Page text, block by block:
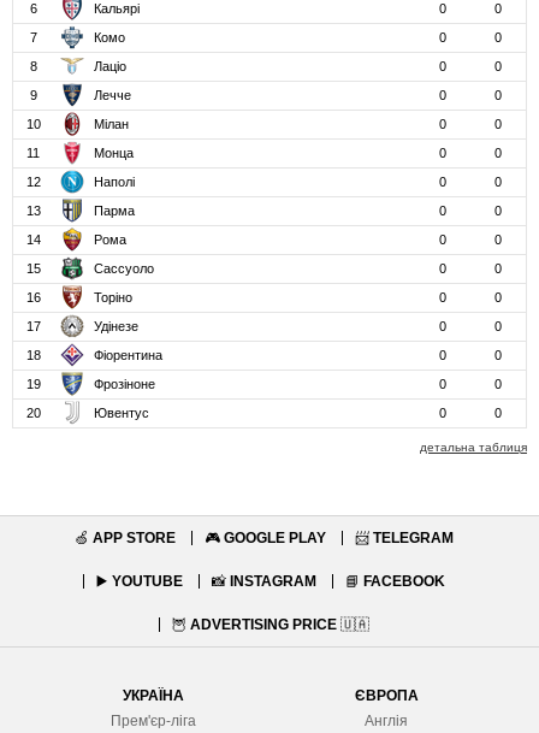
6
Кальярі 0
0
7
Комо 0
0
8
Лаціо 0
0
9
Лечче 0
0
10
Мілан 0
0
11
Монца 0
0
12
Наполі 0
0
13
Парма 0
0
14
Рома 0
0
15
Сассуоло 0
0
16
Торіно 0
0
17
Удінезе 0
0
18
Фіорентина 0
0
19
Фрозіноне 0
0
20
Ювентус 0 0
детальна таблиця
🍏 APP STORE 🎮 GOOGLE PLAY 📨 TELEGRAM
▶️ YOUTUBE 📸 INSTAGRAM 📘 FACEBOOK
🦉 ADVERTISING PRICE 🇺🇦
УКРАЇНА
Прем'єр-ліга
ЄВРОПА
Англія